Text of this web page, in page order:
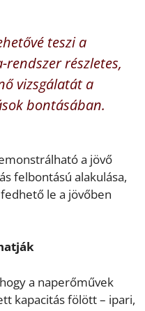
teszi a
részletes,
vizsgálatát a
bontásában.
a jövő
felbontású alakulása,
le a jövőben
a naperőművek
kapacitás fölött – ipari,